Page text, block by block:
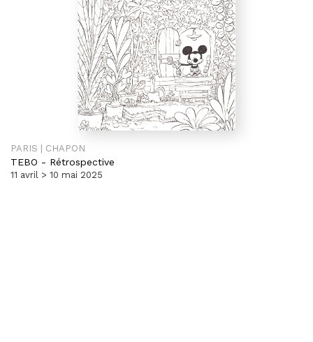
PARIS | CHAPON
TEBO - Rétrospective
11 avril > 10 mai 2025